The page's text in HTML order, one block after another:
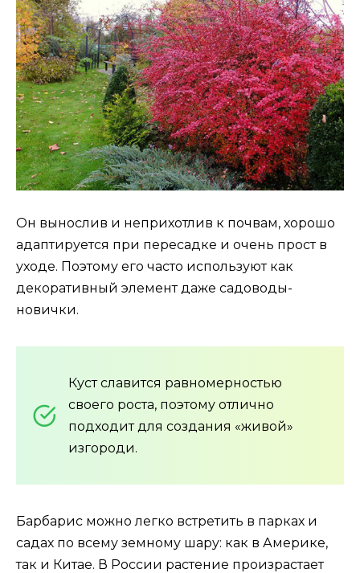
Он вынослив и неприхотлив к почвам, хорошо
адаптируется при пересадке и очень прост в
уходе. Поэтому его часто используют как
декоративный элемент даже садоводы-
новички.
Куст славится равномерностью
своего роста, поэтому отлично
подходит для создания «живой»
изгороди.
Барбарис можно легко встретить в парках и
садах по всему земному шару: как в Америке,
так и Китае. В России растение произрастает